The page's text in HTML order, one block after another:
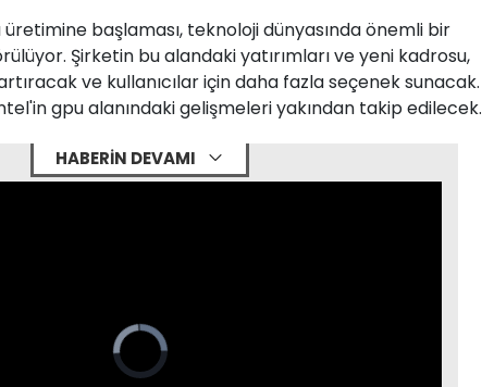
başlaması, teknoloji dünyasında önemli bir
Şirketin bu alandaki yatırımları ve yeni kadrosu,
ve kullanıcılar için daha fazla seçenek sunacak.
gpu alanındaki gelişmeleri yakından takip edilecek.
HABERİN DEVAMI
Video
Player
is
loading.